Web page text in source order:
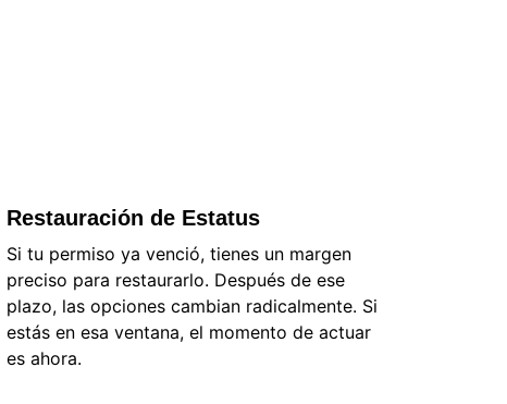
Si tu permiso ya venció, tienes un margen
preciso para restaurarlo. Después de ese
plazo, las opciones cambian radicalmente. Si
estás en esa ventana, el momento de actuar
es ahora.
Restauración de Estatus